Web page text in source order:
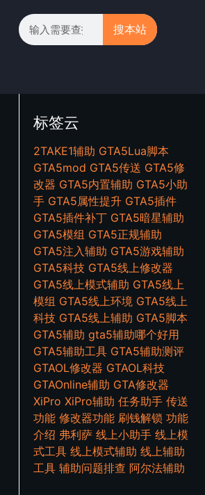
搜本站
标签云
2TAKE1辅助 GTA5Lua脚本
GTA5mod GTA5传送 GTA5修
改器 GTA5内置辅助 GTA5小助
手 GTA5属性提升 GTA5插件
GTA5插件补丁 GTA5暗星辅助
GTA5模组 GTA5正规辅助
GTA5注入辅助 GTA5游戏辅助
GTA5科技 GTA5线上修改器
GTA5线上模式辅助 GTA5线上
模组 GTA5线上环境 GTA5线上
科技 GTA5线上辅助 GTA5脚本
GTA5辅助 gta5辅助哪个好用
GTA5辅助工具 GTA5辅助测评
GTAOL修改器 GTAOL科技
GTAOnline辅助 GTA修改器
XiPro XiPro辅助 任务助手 传送
功能 修改器功能 刷钱解锁 功能
介绍 弗利萨 线上小助手 线上模
式工具 线上模式辅助 线上辅助
工具 辅助问题排查 阿尔法辅助